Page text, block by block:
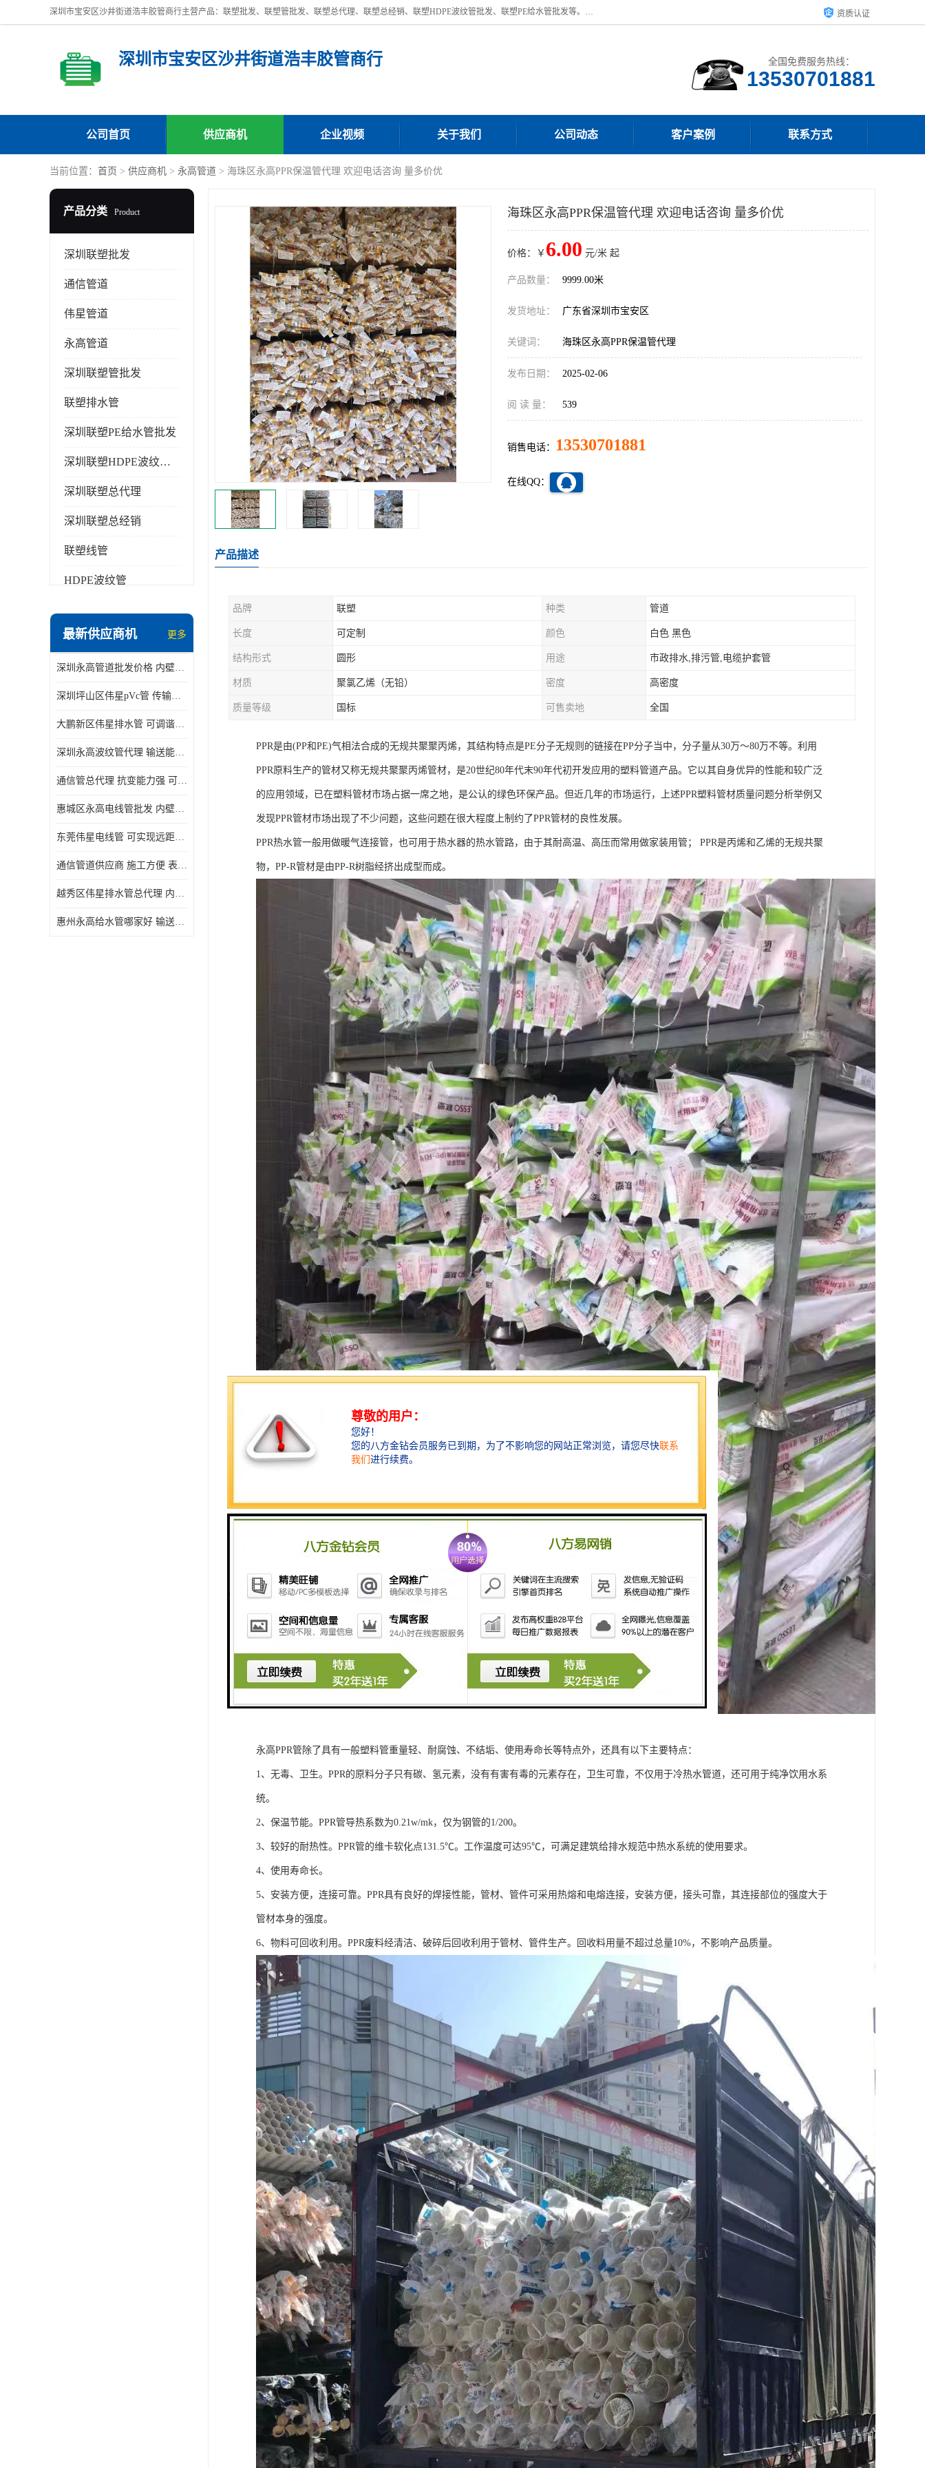
深圳市宝安区沙井街道浩丰胶管商行主营产品：联塑批发、联塑管批发、联塑总代理、联塑总经销、联塑HDPE波纹管批发、联塑PE给水管批发等。凭借服务以及多年的勤奋拼搏，发展成为一家销售各种管材管件，绝缘电工套管及配件等系列产品的贸易公司。公司秉承“顾客至上，锐意进取”的经营理念，坚持“客户至上”原则为广大客户提供的服务。欢迎惠顾！ 资质认证
深圳市宝安区沙井街道浩丰胶管商行 全国免费服务热线：
公司首页 供应商机 企业视频 关于我们 公司动态 客户案例 联系方式
当前位置： 首页 > 供应商机 > 永高管道 > 海珠区永高PPR保温管代理 欢迎电话咨询 量多价优
产品分类 Product
深圳联塑批发
通信管道
伟星管道
永高管道
深圳联塑管批发
联塑排水管
深圳联塑PE给水管批发
深圳联塑HDPE波纹管批发
深圳联塑总代理
深圳联塑总经销
联塑线管
HDPE波纹管
最新供应商机 更多
深圳永高管道批发价格 内壁光滑 抗震性能好
深圳坪山区伟星pVc管 传输损耗小 频率稳定性好
大鹏新区伟星排水管 可调谐性好 大功率 效率高
深圳永高波纹管代理 输送能力强 可以承受高温
通信管总代理 抗变能力强 可耐强震 扭曲
惠城区永高电线管批发 内壁光滑 抗震性能好
东莞伟星电线管 可实现远距离通信 频率稳定性好
通信管道供应商 施工方便 表面电阻系数大
越秀区伟星排水管总代理 内部表面光滑 大功率 效率高
惠州永高给水管哪家好 输送能力强 方便施工和运输
海珠区永高PPR保温管代理 欢迎电话咨询 量多价优
价格：￥ 6.00 元/米 起
产品数量： 9999.00米
发货地址： 广东省深圳市宝安区
关键词： 海珠区永高PPR保温管代理
发布日期： 2025-02-06
阅 读 量： 539
销售电话： 13530701881
在线QQ：
产品描述
品牌 联塑 种类 管道
长度 可定制 颜色 白色 黑色
结构形式 圆形 用途 市政排水,排污管,电缆护套管
材质 聚氯乙烯（无铅） 密度 高密度
质量等级 国标 可售卖地 全国
PPR是由(PP和PE)气相法合成的无规共聚聚丙烯，其结构特点是PE分子无规则的链接在PP分子当中，分子量从30万～80万不等。利用
PPR原料生产的管材又称无规共聚聚丙烯管材，是20世纪80年代末90年代初开发应用的塑料管道产品。它以其自身优异的性能和较广泛
的应用领域，已在塑料管材市场占据一席之地，是公认的绿色环保产品。但近几年的市场运行，上述PPR塑料管材质量问题分析举例又
发现PPR管材市场出现了不少问题，这些问题在很大程度上制约了PPR管材的良性发展。
PPR热水管一般用做暖气连接管，也可用于热水器的热水管路，由于其耐高温、高压而常用做家装用管； PPR是丙烯和乙烯的无规共聚
物，PP-R管材是由PP-R树脂经挤出成型而成。
永高PPR管除了具有一般塑料管重量轻、耐腐蚀、不结垢、使用寿命长等特点外，还具有以下主要特点：
1、无毒、卫生。PPR的原料分子只有碳、氢元素，没有有害有毒的元素存在，卫生可靠，不仅用于冷热水管道，还可用于纯净饮用水系
统。
2、保温节能。PPR管导热系数为0.21w/mk，仅为钢管的1/200。
3、较好的耐热性。PPR管的维卡软化点131.5℃。工作温度可达95℃，可满足建筑给排水规范中热水系统的使用要求。
4、使用寿命长。
5、安装方便，连接可靠。PPR具有良好的焊接性能，管材、管件可采用热熔和电熔连接，安装方便，接头可靠，其连接部位的强度大于
管材本身的强度。
6、物料可回收利用。PPR废料经清洁、破碎后回收利用于管材、管件生产。回收料用量不超过总量10%，不影响产品质量。